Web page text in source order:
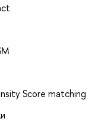
Score matching